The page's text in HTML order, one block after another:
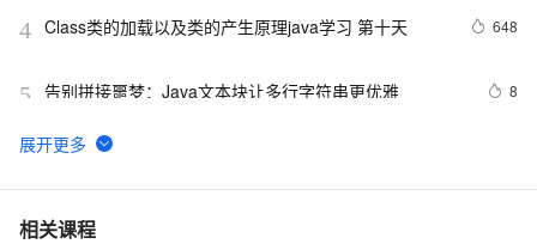
4 Class类的加载以及类的产生原理java学习 第十天 648
5 8
6 【JavaWeb】一文搞懂Java过滤器与拦截器的区别
7 Java编程中容易忽略的细节总结
相关课程